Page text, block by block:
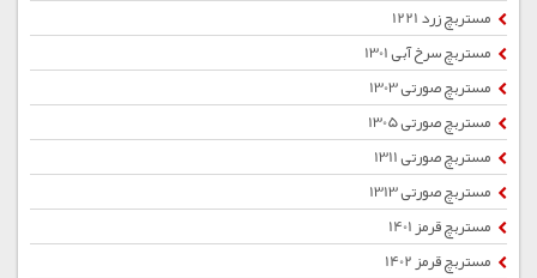
مستربچ زرد 1221
مستربچ سرخ آبی 1301
مستربچ صورتی 1303
مستربچ صورتی 1305
مستربچ صورتی 1311
مستربچ صورتی 1313
مستربچ قرمز 1401
مستربچ قرمز 1402